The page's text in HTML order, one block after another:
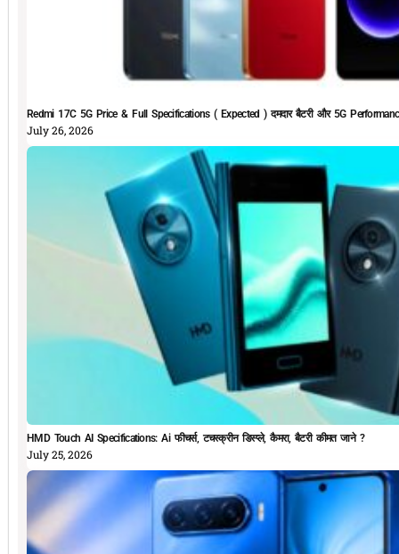
Redmi 17C 5G Price & Full Specifications ( Expected ) दमदार बैटरी और 5G
July 26, 2026
HMD Touch AI Specifications: Ai फीचर्स, टचस्क्रीन डिस्प्ले, कैमरा, बैटरी कीमत जाने ?
July 25, 2026